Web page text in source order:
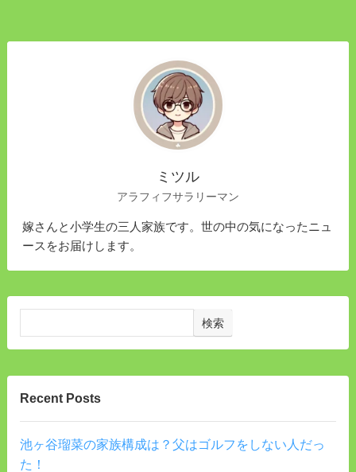
ミツル
アラフィフサラリーマン
嫁さんと小学生の三人家族です。世の中の気になったニュ
ースをお届けします。
検索
Recent Posts
池ヶ谷瑠菜の家族構成は？父はゴルフをしない人だっ
た！